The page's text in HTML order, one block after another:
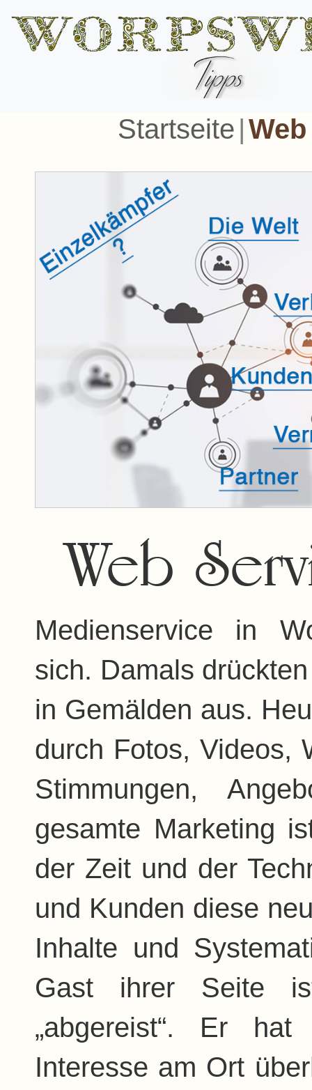
Startseite |
Web
Medienservice in
sich. Damals
in Gemälden aus.
durch Fotos, Videos,
Stimmungen,
gesamte Marketing
der Zeit und der
und Kunden diese
Inhalte und
Gast ihrer Seite
„abgereist“. Er
Interesse am Ort